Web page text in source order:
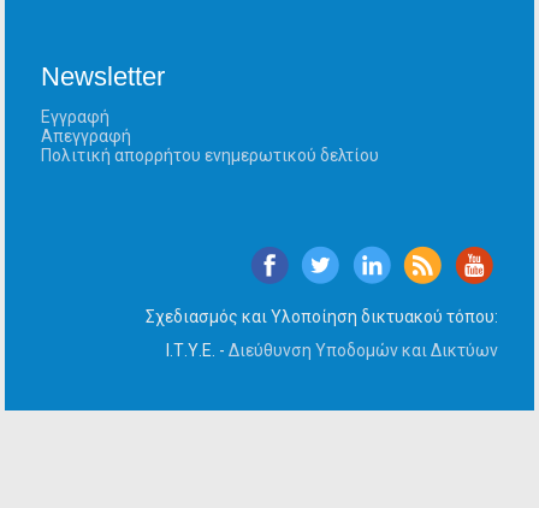
Newsletter
Εγγραφή
Απεγγραφή
Πολιτική απορρήτου ενημερωτικού δελτίου
Σχεδιασμός και Υλοποίηση δικτυακού τόπου:
Ι.Τ.Υ.Ε. - Διεύθυνση Υποδομών και Δικτύων